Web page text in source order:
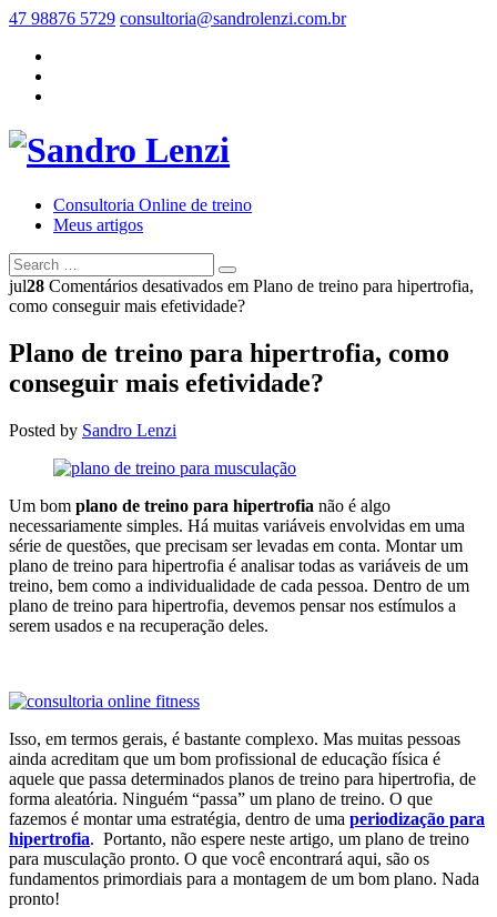
47 98876 5729 consultoria@sandrolenzi.com.br
Consultoria Online de treino
Meus artigos
jul28 Comentários desativados em Plano de treino para hipertrofia,
como conseguir mais efetividade?
Plano de treino para hipertrofia, como
conseguir mais efetividade?
Posted by Sandro Lenzi
Um bom plano de treino para hipertrofia não é algo
necessariamente simples. Há muitas variáveis envolvidas em uma
série de questões, que precisam ser levadas em conta. Montar um
plano de treino para hipertrofia é analisar todas as variáveis de um
treino, bem como a individualidade de cada pessoa. Dentro de um
plano de treino para hipertrofia, devemos pensar nos estímulos a
serem usados e na recuperação deles.
Isso, em termos gerais, é bastante complexo. Mas muitas pessoas
ainda acreditam que um bom profissional de educação física é
aquele que passa determinados planos de treino para hipertrofia, de
forma aleatória. Ninguém “passa” um plano de treino. O que
fazemos é montar uma estratégia, dentro de uma periodização para
hipertrofia. Portanto, não espere neste artigo, um plano de treino
para musculação pronto. O que você encontrará aqui, são os
fundamentos primordiais para a montagem de um bom plano. Nada
pronto!